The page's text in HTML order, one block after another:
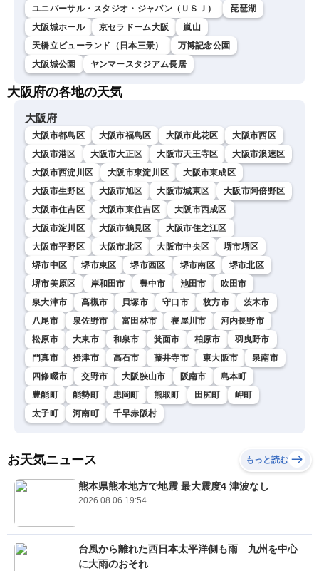
ユニバーサル・スタジオ・ジャパン（ＵＳＪ）
琵琶湖
大阪城ホール
京セラドーム大阪
嵐山
天橋立ビューランド（日本三景）
万博記念公園
大阪城公園
ヤンマースタジアム長居
大阪府の各地の天気
大阪府
大阪市都島区 大阪市福島区 大阪市此花区
大阪市西区
大阪市港区
大阪市大正区 大阪市天王寺区
大阪市浪速区
大阪市西淀川区
大阪市東淀川区
大阪市東成区
大阪市生野区
大阪市旭区 大阪市城東区
大阪市阿倍野区
大阪市住吉区
大阪市東住吉区
大阪市西成区
大阪市淀川区
大阪市鶴見区
大阪市住之江区
大阪市平野区
大阪市北区 大阪市中央区
堺市堺区
堺市中区
堺市東区 堺市西区 堺市南区
堺市北区
堺市美原区
岸和田市 豊中市 池田市
吹田市
泉大津市
高槻市 貝塚市 守口市 枚方市
茨木市
八尾市
泉佐野市 富田林市 寝屋川市
河内長野市
松原市
大東市 和泉市 箕面市 柏原市
羽曳野市
門真市
摂津市 高石市 藤井寺市 東大阪市
泉南市
四條畷市
交野市 大阪狭山市 阪南市
島本町
豊能町
能勢町 忠岡町 熊取町 田尻町
岬町
太子町
河南町 千早赤阪村
お天気ニュース もっと読む
熊本県熊本地方で地震 最大震度4 津波なし
2026.08.06 19:54
台風から離れた西日本太平洋側も雨 九州を中心
に大雨のおそれ